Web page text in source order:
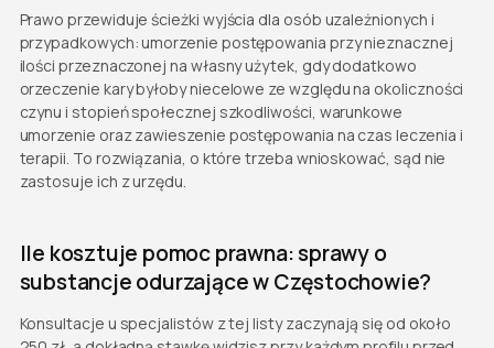
Prawo przewiduje ścieżki wyjścia dla osób uzależnionych i
przypadkowych: umorzenie postępowania przy nieznacznej
ilości przeznaczonej na własny użytek, gdy dodatkowo
orzeczenie kary byłoby niecelowe ze względu na okoliczności
czynu i stopień społecznej szkodliwości, warunkowe
umorzenie oraz zawieszenie postępowania na czas leczenia i
terapii. To rozwiązania, o które trzeba wnioskować, sąd nie
zastosuje ich z urzędu.
Ile kosztuje pomoc prawna: sprawy o
substancje odurzające w Częstochowie?
Konsultacje u specjalistów z tej listy zaczynają się od około